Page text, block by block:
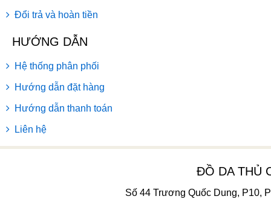
Đổi trả và hoàn tiền
HƯỚNG DẪN
Hệ thống phân phối
Hướng dẫn đặt hàng
Hướng dẫn thanh toán
Liên hệ
ĐỒ DA THỦ
Số 44 Trương Quốc Dung, P10,